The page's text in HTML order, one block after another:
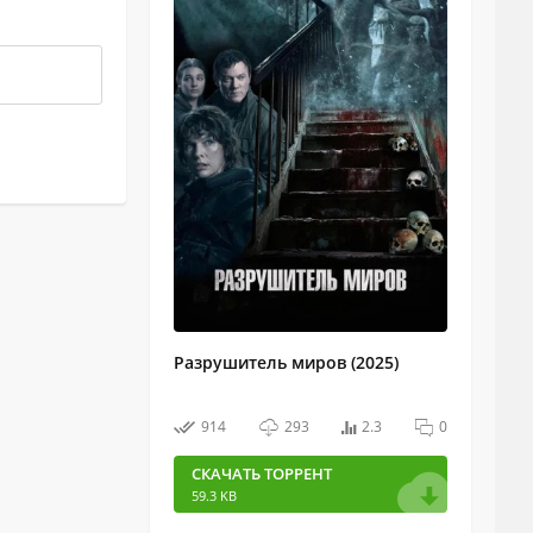
Разрушитель миров (2025)
914 293 2.3 0
СКАЧАТЬ ТОРРЕНТ
59.3 KB